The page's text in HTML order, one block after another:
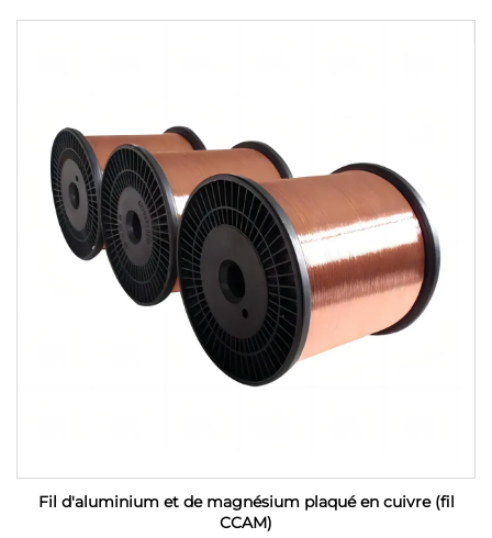
Fil d'aluminium et de magnésium plaqué en cuivre (fil
CCAM)